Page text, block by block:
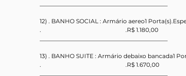
12) . BANHO SOCIAL : Armário aereo1
.                                                          .R$ 1.180,00
13) . BANHO SUITE : Armário debaixo bancada1
.                                                          .R$ 1.670,00